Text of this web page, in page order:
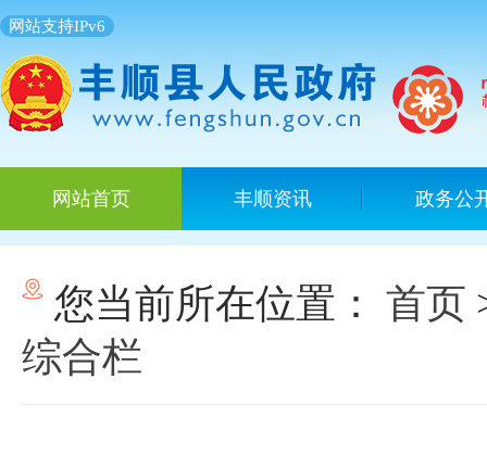
网站支持IPv6
网站首页 丰顺资讯 政务公
您当前所在位置： 首页
综合栏